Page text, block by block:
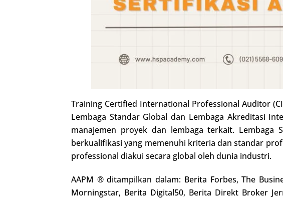
Training Certified International Professional Auditor
Lembaga Standar Global dan Lembaga Akreditasi
manajemen proyek dan lembaga terkait.
berkualifikasi yang memenuhi kriteria dan standar
professional diakui secara global oleh dunia industri.
AAPM ® ditampilkan dalam: Berita Forbes, The
Morningstar, Berita Digital50, Berita Direkt Broker